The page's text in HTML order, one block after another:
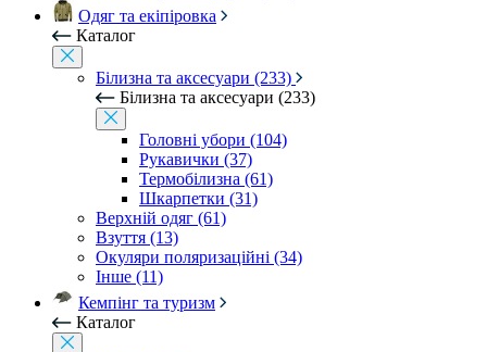
Одяг та екіпіровка
Каталог
Білизна та аксесуари (233)
Білизна та аксесуари (233)
Головні убори (104)
Рукавички (37)
Термобілизна (61)
Шкарпетки (31)
Верхній одяг (61)
Взуття (13)
Окуляри поляризаційні (34)
Інше (11)
Кемпінг та туризм
Каталог